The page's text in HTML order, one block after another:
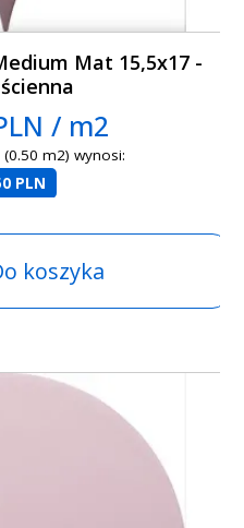
Mat 15,5x17 -
/ m2
m2) wynosi:
PLN
koszyka